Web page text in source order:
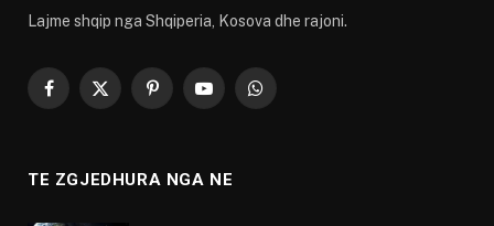
Lajme shqip nga Shqiperia, Kosova dhe rajoni.
Facebook
X
PinterestYouTubeWhatsApp
TE ZGJEDHURA NGA NE